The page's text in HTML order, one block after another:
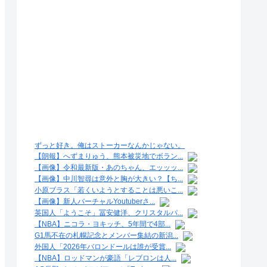
ずっと好き。俺はストーカーなんかじゃない。
【朗報】へずまりゅう、熊本被災地でボラン...
【画像】令和最新版・あのちゃん、エッッッ...
【画像】中川智尋は意外と胸が大きい？【ち...
小原ブラス「若くいようとすることは悪いこ...
【画像】新人バーチャルYoutuberさ...
英国人「ようこそ」冨安健洋、クリスタルパ...
【NBA】ニコラ・ヨキッチ、5年間で4部...
G1馬不在の札幌記念とメンバー集結の新潟...
外国人「2026年バロンドールは誰が受賞...
【NBA】ロッドマンが豪語「レブロンは人...